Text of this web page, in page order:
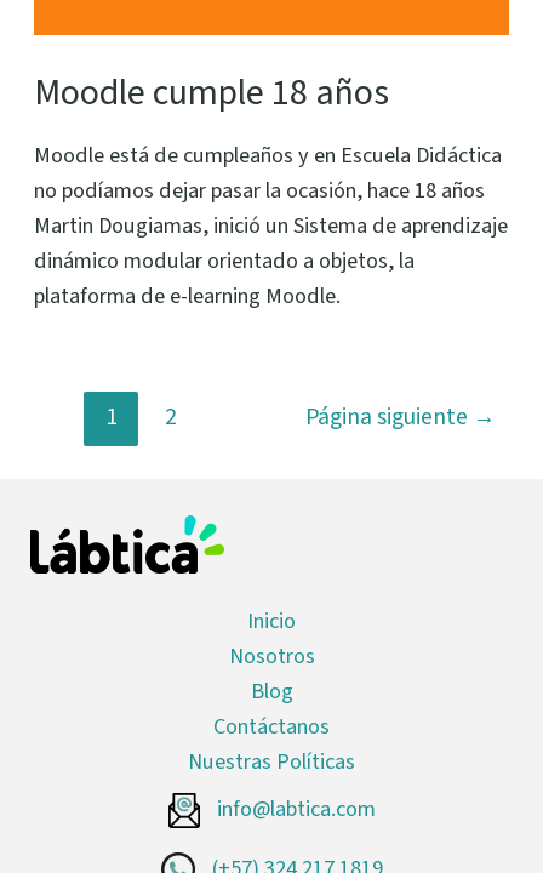
Moodle cumple 18 años
Moodle está de cumpleaños y en Escuela Didáctica
no podíamos dejar pasar la ocasión, hace 18 años
Martin Dougiamas, inició un Sistema de aprendizaje
dinámico modular orientado a objetos, la
plataforma de e-learning Moodle.
1 2 Página siguiente →
Inicio
Nosotros
Blog
Contáctanos
Nuestras Políticas
info@labtica.com